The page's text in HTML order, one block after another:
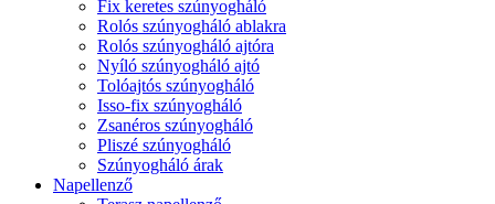
Fix keretes szúnyogháló
Rolós szúnyogháló ablakra
Rolós szúnyogháló ajtóra
Nyíló szúnyogháló ajtó
Tolóajtós szúnyogháló
Isso-fix szúnyogháló
Zsanéros szúnyogháló
Pliszé szúnyogháló
Szúnyogháló árak
Napellenző